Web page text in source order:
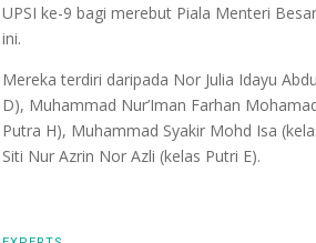
UPSI ke-9 bagi merebut Piala Menteri
ini.
Mereka terdiri daripada Nor Julia Idayu
D), Muhammad Nur’Iman Farhan
Putra H), Muhammad Syakir Mohd Isa
Siti Nur Azrin Nor Azli (kelas Putri E).